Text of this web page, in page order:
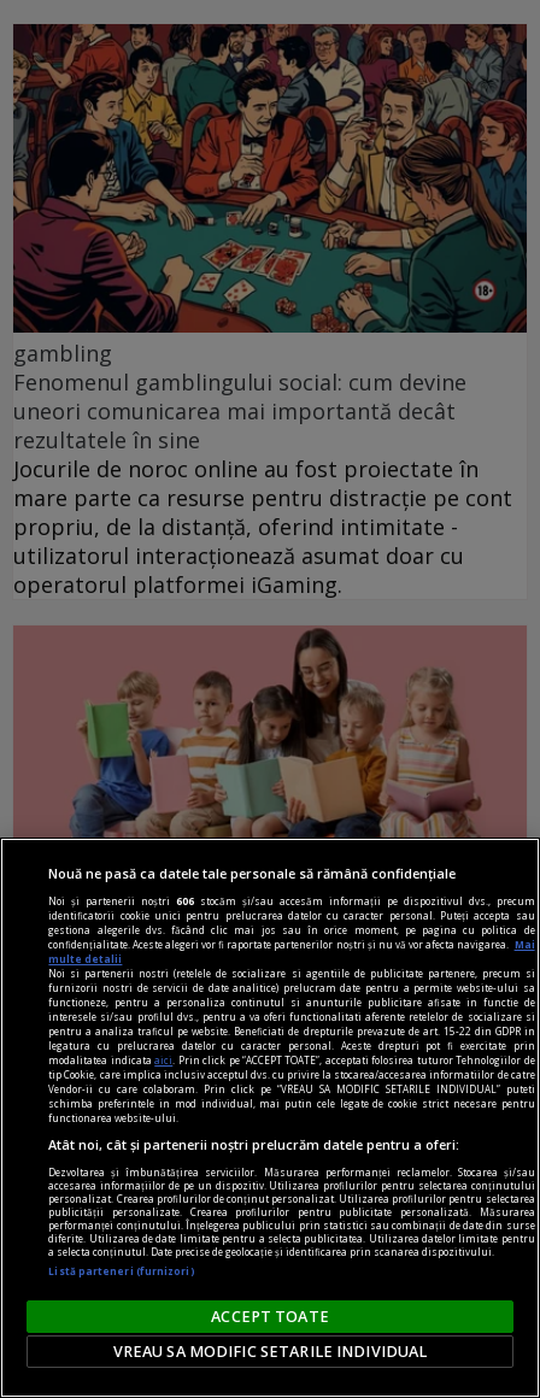
gambling
Fenomenul gamblingului social: cum devine
uneori comunicarea mai importantă decât
rezultatele în sine
Jocurile de noroc online au fost proiectate în
mare parte ca resurse pentru distracție pe cont
propriu, de la distanță, oferind intimitate -
utilizatorul interacționează asumat doar cu
operatorul platformei iGaming.
cititori
„Insula” care unește. Cum aduni într-un spațiu
mic o comunitate de cititori?
O comunitate de cititori nu are nevoie de o sală
mare sau de bugete generoase. Are nevoie de
intenție clară, organizare și cărți potrivite.
Nouă ne pasă ca datele tale personale să rămână confidențiale
Noi și partenerii noștri606 stocăm și/sau accesăm informații pe dispozitivul dvs., precum
identificatorii cookie unici pentru prelucrarea datelor cu caracter personal. Puteți accepta sau
gestiona alegerile dvs. făcând clic mai jos sau în orice moment, pe pagina cu politica de
confidențialitate. Aceste alegeri vor fi raportate partenerilor noștri și nu vă vor afecta navigarea.
Mai
multe detalii
Noi si partenerii nostri (retelele de socializare si agentiile de publicitate partenere, precum si
furnizorii nostri de servicii de date analitice) prelucram date pentru a permite website-ului sa
functioneze, pentru a personaliza continutul si anunturile publicitare afisate in functie de
interesele si/sau profilul dvs., pentru a va oferi functionalitati aferente retelelor de socializare si
pentru a analiza traficul pe website. Beneficiati de drepturile prevazute de art. 15-22 din GDPR in
legatura cu prelucrarea datelor cu caracter personal. Aceste drepturi pot fi exercitate prin
modalitatea indicataaici
. Prin click pe “ACCEPT TOATE”, acceptati folosirea tuturor Tehnologiilor de
tip Cookie, care implica inclusiv acceptul dvs. cu privire la stocarea/accesarea informatiilor de catre
Vendor-ii cu care colaboram. Prin click pe “VREAU SA MODIFIC SETARILE INDIVIDUAL” puteti
schimba preferintele in mod individual, mai putin cele legate de cookie strict necesare pentru
functionarea website-ului.
Atât noi, cât și partenerii noștri prelucrăm datele pentru a oferi:
Dezvoltarea și îmbunătățirea serviciilor. Măsurarea performanței reclamelor. Stocarea și/sau
accesarea informațiilor de pe un dispozitiv. Utilizarea profilurilor pentru selectarea conținutului
personalizat. Crearea profilurilor de conținut personalizat. Utilizarea profilurilor pentru selectarea
publicității personalizate. Crearea profilurilor pentru publicitate personalizată. Măsurarea
performanței conținutului. Înțelegerea publicului prin statistici sau combinații de date din surse
diferite. Utilizarea de date limitate pentru a selecta publicitatea. Utilizarea datelor limitate pentru
a selecta conținutul. Date precise de geolocație și identificarea prin scanarea dispozitivului.
Listă parteneri (furnizori)
ACCEPT TOATE
VREAU SA MODIFIC SETARILE INDIVIDUAL